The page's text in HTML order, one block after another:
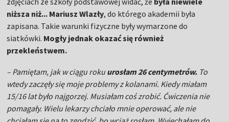
niższa niż... Mariusz Wlazły, do którego akademii była
zapisana. Takie warunki fizyczne były wymarzone do
siatkówki. Mogły jednak okazać się również
przekleństwem.
– Pamiętam, jak w ciągu rokuurosłam 26 centymetrów. To
wtedy zaczęły się moje problemy z kolanami. Kiedy miałam
15/16 lat było najgorzej. Musiałam coś zrobić. Ćwiczenia nie
pomagały. Wielu lekarzy chciało mnie operować, ale nie